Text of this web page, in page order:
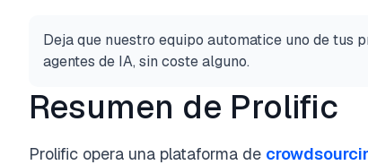
Deja que nuestro equipo automatice uno de tus
agentes de IA, sin coste alguno.
Resumen de Prolific
Prolific opera una plataforma de